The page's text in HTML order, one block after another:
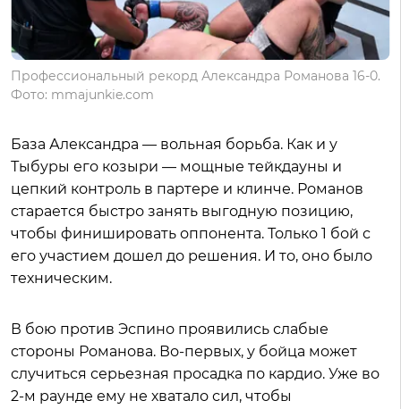
Профессиональный рекорд Александра Романова 16-0.
Фото: mmajunkie.com
База Александра — вольная борьба. Как и у
Тыбуры его козыри — мощные тейкдауны и
цепкий контроль в партере и клинче. Романов
старается быстро занять выгодную позицию,
чтобы финишировать оппонента. Только 1 бой с
его участием дошел до решения. И то, оно было
техническим.
В бою против Эспино проявились слабые
стороны Романова. Во-первых, у бойца может
случиться серьезная просадка по кардио. Уже во
2-м раунде ему не хватало сил, чтобы